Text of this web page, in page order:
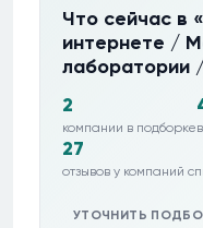
Что сейчас в
интернете /
лаборатории
2
компании в подборке
27
отзывов у компаний
УТОЧНИТЬ